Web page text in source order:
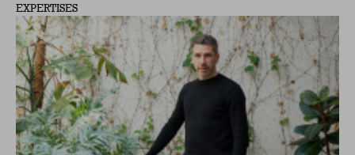
EXPERTISES